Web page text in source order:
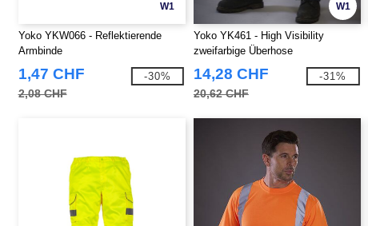
W1
Yoko YKW066 - Reflektierende
Armbinde
1,47 CHF
2,08 CHF
-30%
W1
Yoko YK461 - High Visibility
zweifarbige Überhose
14,28 CHF
20,62 CHF
-31%